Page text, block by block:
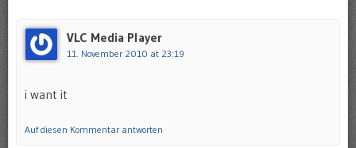
VLC Media Player
11. November 2010 at 23:19
i want it
Auf diesen Kommentar antworten